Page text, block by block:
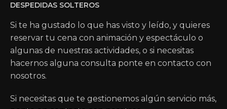
DESPEDIDAS SOLTEROS
Si te ha gustado lo que has visto y leído, y quieres
reservar tu cena con animación y espectáculo o
algunas de nuestras actividades, o si necesitas
hacernos alguna consulta ponte en contacto con
nosotros.
Si necesitas que te gestionemos algún servicio más,